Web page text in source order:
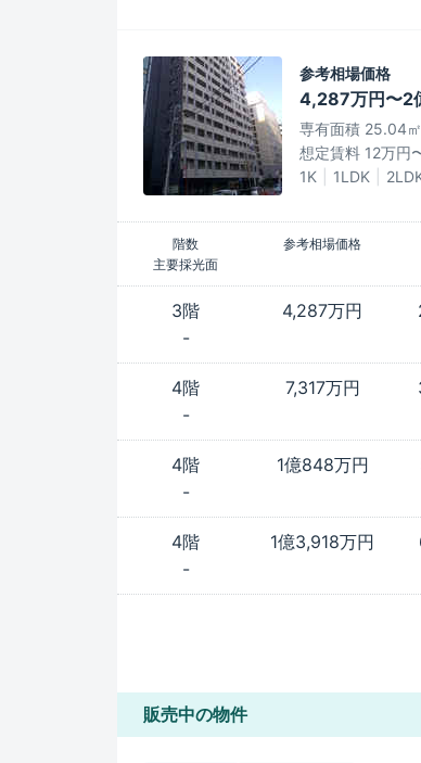
参考相場価格
4,287万円〜2
専有面積 25.04
想定賃料 12万円
1K
1LDK
階数 参考相場価格
主要採光面
3階 4,287万円
-
4階 7,317万円
-
4階 1億848万円
-
4階 1億3,918万円
-
販売中の物件